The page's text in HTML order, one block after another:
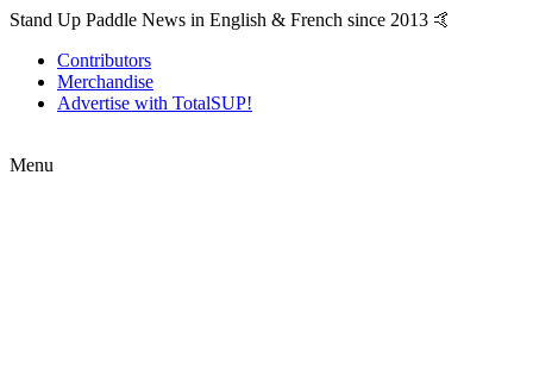
Stand Up Paddle News in English & French since 2013 🤙
Contributors
Merchandise
Advertise with TotalSUP!
Menu